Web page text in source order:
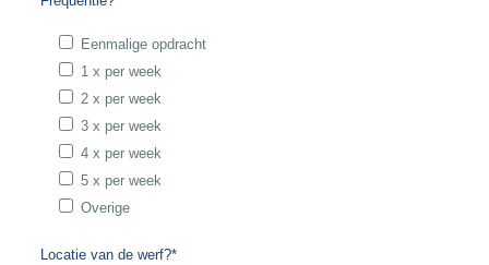
Eenmalige opdracht
1 x per week
2 x per week
3 x per week
4 x per week
5 x per week
Overige
Locatie van de werf?*